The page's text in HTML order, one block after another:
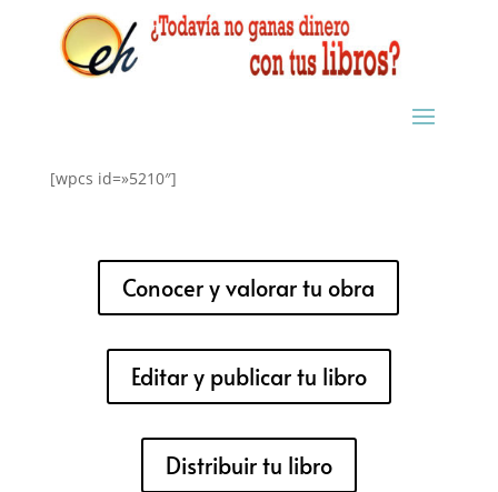
[wpcs id=»5210″]
Conocer y valorar tu obra
Editar y publicar tu libro
Distribuir tu libro